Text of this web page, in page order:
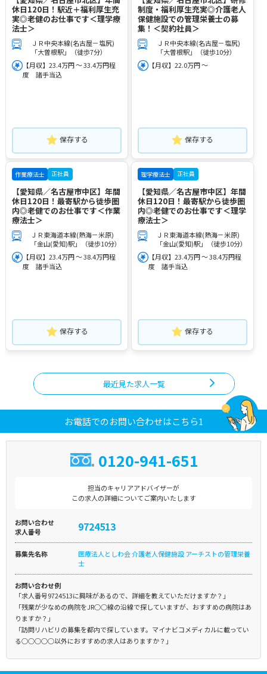
休日120日！駅近＋福利厚生充
実◎老健のお仕事です＜理学療
法士＞
ＪＲ中央本線(名古屋－塩尻)
「大曽根駅」（徒歩7分）
【月収】23.4万円 ～ 33.4万円程
度 諸手当込
保存する
制度・福利厚生充実◎介護老人
保健施設での管理栄養士の募
集！＜契約社員＞
ＪＲ中央本線(名古屋－塩尻)
「大曽根駅」（徒歩10分）
【月収】22.0万円 ～
保存する
作業療法士 正社員
【愛知県／名古屋市中区】年間
休日120日！最寄駅から徒歩圏
内◎老健でのお仕事です＜作業
療法士＞
ＪＲ東海道本線(熱海－米原)
「金山(愛知)駅」（徒歩10分）
【月収】23.4万円 ～ 38.4万円程
度 諸手当込
保存する
理学療法士 正社員
【愛知県／名古屋市中区】年間
休日120日！最寄駅から徒歩圏
内◎老健でのお仕事です＜理学
療法士＞
ＪＲ東海道本線(熱海－米原)
「金山(愛知)駅」（徒歩10分）
【月収】23.4万円 ～ 38.4万円程
度 諸手当込
保存する
最近見た求人一覧
お電話でのお問い合わせはこちら1
0120-941-651
担当のキャリアアドバイザーが
この求人の詳細についてご案内いたします
お問い合わせ
求人番号
9724513
募集先名称
医療法人としわ会 介護老人保健施設 アーチストの管理栄養
士
お問い合わせ例
「求人番号9724513に興味があるので、詳細を教えていただけますか？」
「残業が少なめの病院をJR○○線の沿線で探していますが、おすすめの病院はあ
りますか？」
「訪問リハビリの募集を都内で探しています。マイナビコメディカルに載ってい
る○○○○○以外におすすめの求人はありますか？」